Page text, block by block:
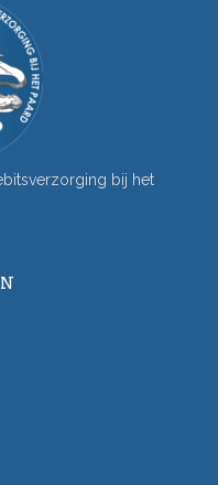
bij het